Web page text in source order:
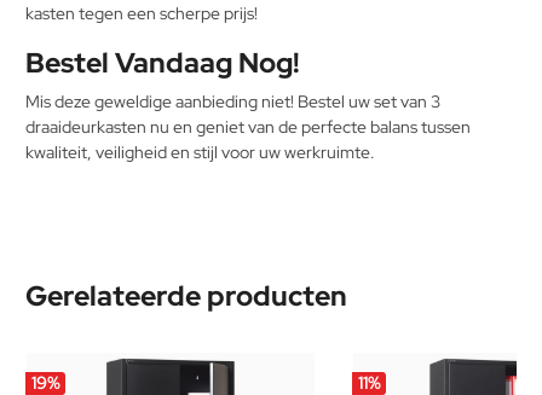
kasten tegen een scherpe prijs!
Bestel Vandaag Nog!
Mis deze geweldige aanbieding niet! Bestel uw set van 3
draaideurkasten nu en geniet van de perfecte balans tussen
kwaliteit, veiligheid en stijl voor uw werkruimte.
Gerelateerde producten
19% 11%